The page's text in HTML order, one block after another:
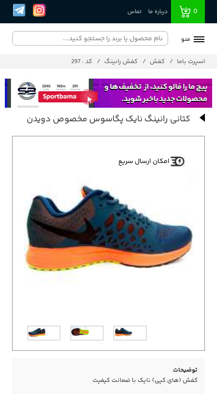
0 درباره ما تماس
منو
اسپرت باما کفش کفش رانینگ کد : 297
کتانی رانینگ نایک پگاسوس مخصوص دویدن
امکان ارسال سریع
توضیحات
کفش (های کپی) نایک با ضمانت کیفیت